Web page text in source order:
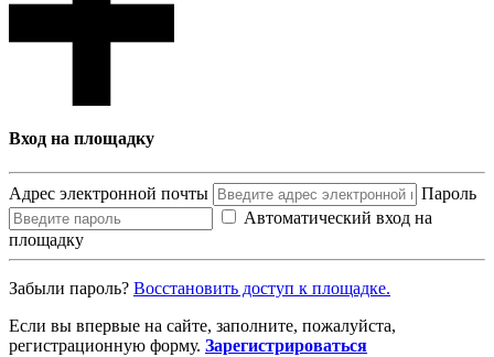
Вход на площадку
Адрес электронной почты
Пароль
Автоматический вход на
площадку
Забыли пароль? Восcтановить доступ к площадке.
Если вы впервые на сайте, заполните, пожалуйста,
регистрационную форму. Зарегистрироваться